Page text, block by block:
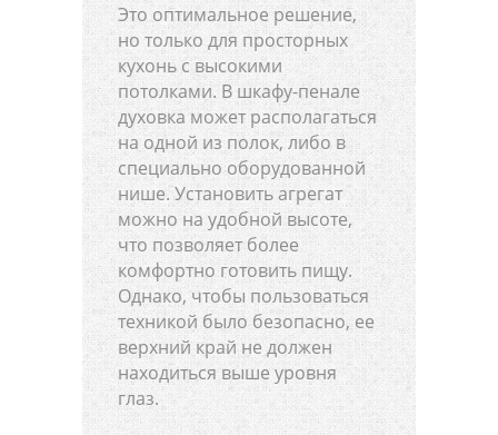
Это оптимальное решение,
но только для просторных
кухонь с высокими
потолками. В шкафу-пенале
духовка может располагаться
на одной из полок, либо в
специально оборудованной
нише. Установить агрегат
можно на удобной высоте,
что позволяет более
комфортно готовить пищу.
Однако, чтобы пользоваться
техникой было безопасно, ее
верхний край не должен
находиться выше уровня
глаз.